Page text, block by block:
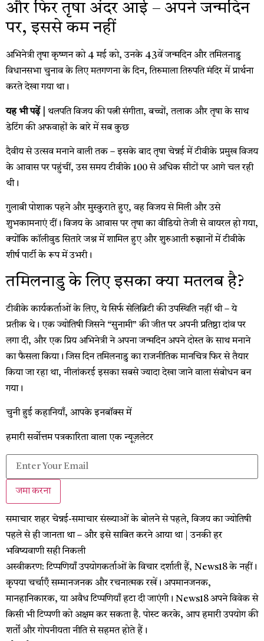
और फिर तृषा अंदर आई – अपने जन्मदिन
पर, इससे कम नहीं
अभिनेत्री तृषा कृष्णन को 4 मई को, उनके 43वें जन्मदिन और तमिलनाडु
विधानसभा चुनाव के लिए मतगणना के दिन, तिरुमाला तिरुपति मंदिर में प्रार्थना
करते देखा गया था।
यह भी पढ़ें |
थलपति विजय की पत्नी संगीता, बच्चों, तलाक और तृषा के साथ
डेटिंग की अफवाहों के बारे में सब कुछ
दैवीय से उत्सव मनाने वाली तक – इसके बाद तृषा चेन्नई में टीवीके प्रमुख विजय
के आवास पर पहुंचीं, उस समय टीवीके 100 से अधिक सीटों पर आगे चल रही
थी।
गुलाबी पोशाक पहने और मुस्कुराते हुए, वह विजय से मिली और उसे
शुभकामनाएं दीं। विजय के आवास पर तृषा का वीडियो तेजी से वायरल हो गया,
क्योंकि कॉलीवुड सितारे जश्न में शामिल हुए और शुरुआती रुझानों में टीवीके
शीर्ष पार्टी के रूप में उभरी।
तमिलनाडु के लिए इसका क्या मतलब है?
टीवीके कार्यकर्ताओं के लिए, ये सिर्फ सेलिब्रिटी की उपस्थिति नहीं थी – ये
प्रतीक थे। एक ज्योतिषी जिसने “सुनामी” की जीत पर अपनी प्रतिष्ठा दांव पर
लगा दी, और एक प्रिय अभिनेत्री ने अपना जन्मदिन अपने दोस्त के साथ मनाने
का फैसला किया। जिस दिन तमिलनाडु का राजनीतिक मानचित्र फिर से तैयार
किया जा रहा था, नीलांकरई इसका सबसे ज्यादा देखा जाने वाला संबोधन बन
गया।
चुनी हुई कहानियाँ, आपके इनबॉक्स में
हमारी सर्वोत्तम पत्रकारिता वाला एक न्यूज़लेटर
जमा करना
समाचार शहर चेन्नई-समाचारसंख्याओं के बोलने से पहले, विजय का ज्योतिषी
पहले से ही जानता था – और इसे साबित करने आया था | उनकी हर
भविष्यवाणी सही निकली
अस्वीकरण: टिप्पणियाँ उपयोगकर्ताओं के विचार दर्शाती हैं, News18 के नहीं।
कृपया चर्चाएँ सम्मानजनक और रचनात्मक रखें। अपमानजनक,
मानहानिकारक, या अवैध टिप्पणियाँ हटा दी जाएंगी। News18 अपने विवेक से
किसी भी टिप्पणी को अक्षम कर सकता है. पोस्ट करके, आप हमारी उपयोग की
शर्तों और गोपनीयता नीति से सहमत होते हैं।